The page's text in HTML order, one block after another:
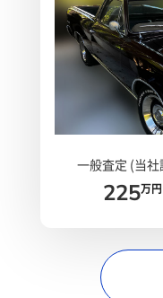
一般査定 (当社
225万円